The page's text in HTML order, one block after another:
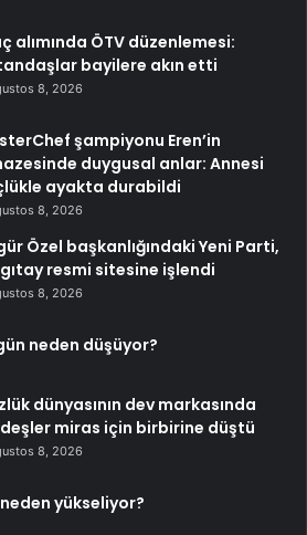
alımında ÖTV düzenlemesi:
bayilere akın etti
8, 2026
şampiyonu Eren’in
duygusal anlar: Annesi
ayakta durabildi
8, 2026
Özel başkanlığındaki Yeni Parti,
resmi sitesine işlendi
8, 2026
neden düşüyor?
dünyasının dev markasında
miras için birbirine düştü
8, 2026
yükseliyor?